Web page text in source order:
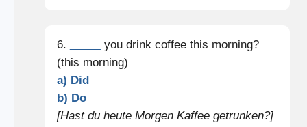
6.
you drink coffee this morning?
(this morning)
a) Did
b) Do
[Hast du heute Morgen Kaffee getrunken?]